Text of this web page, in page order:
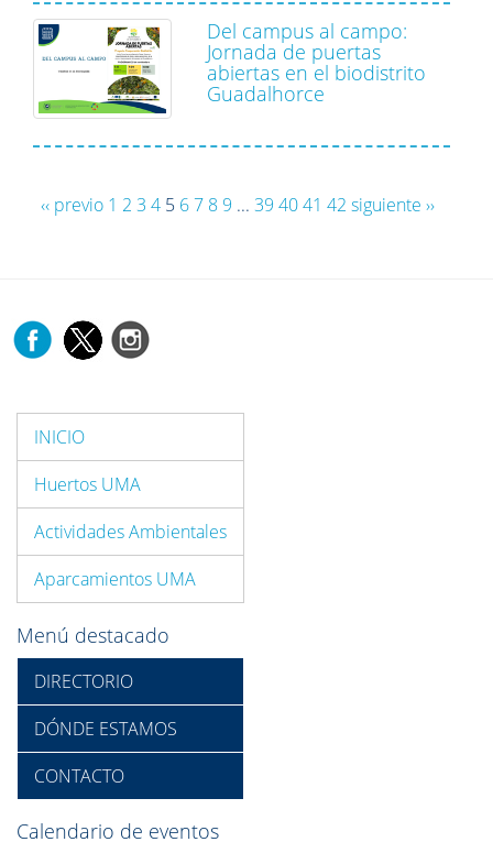
Del campus al campo:
Jornada de puertas
abiertas en el biodistrito
Guadalhorce
‹‹ previo 1 2 3 4 5 67 8 9 ... 39 4041 42 siguiente ››
INICIO
Huertos UMA
Actividades Ambientales
Aparcamientos UMA
Menú destacado
DIRECTORIO
DÓNDE ESTAMOS
CONTACTO
Calendario de eventos